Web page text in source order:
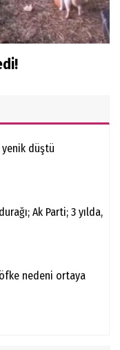
düştü
Ak Parti; 3 yılda,
nedeni ortaya